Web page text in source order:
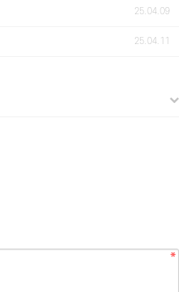
25.04.09
25.04.11